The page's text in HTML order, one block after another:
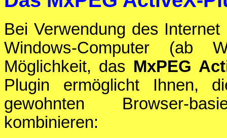
Bei Verwendung des
Windows-Computer (ab
Möglichkeit, das MxPEG
Plugin ermöglicht Ihnen,
gewohnten Browser-
kombinieren: